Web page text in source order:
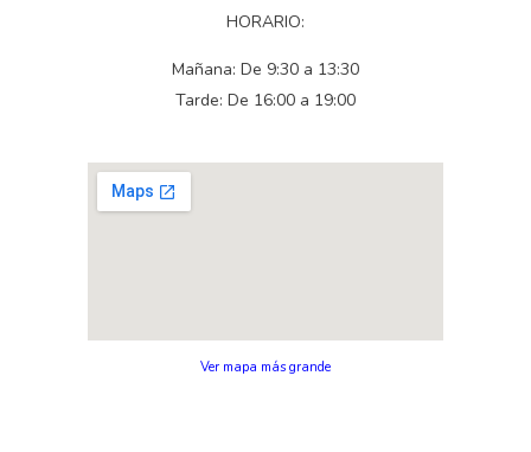
HORARIO:
Mañana: De 9:30 a 13:30
Tarde: De 16:00 a 19:00
Ver mapa más grande